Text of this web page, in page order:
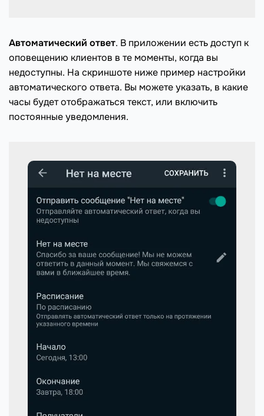
Автоматический ответ. В приложении есть доступ к
оповещению клиентов в те моменты, когда вы
недоступны. На скриншоте ниже пример настройки
автоматического ответа. Вы можете указать, в какие
часы будет отображаться текст, или включить
постоянные уведомления.